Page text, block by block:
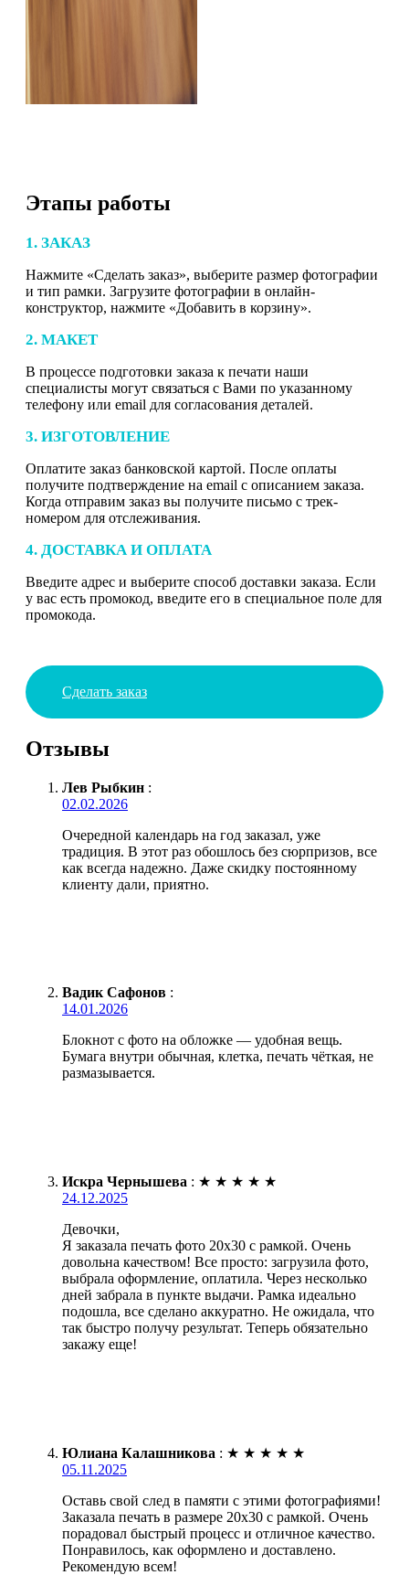
Этапы работы
1. ЗАКАЗ
Нажмите «Сделать заказ», выберите размер фотографии
и тип рамки. Загрузите фотографии в онлайн-
конструктор, нажмите «Добавить в корзину».
2. МАКЕТ
В процессе подготовки заказа к печати наши
специалисты могут связаться с Вами по указанному
телефону или email для согласования деталей.
3. ИЗГОТОВЛЕНИЕ
Оплатите заказ банковской картой. После оплаты
получите подтверждение на email с описанием заказа.
Когда отправим заказ вы получите письмо с трек-
номером для отслеживания.
4. ДОСТАВКА И ОПЛАТА
Введите адрес и выберите способ доставки заказа. Если
у вас есть промокод, введите его в специальное поле для
промокода.
Сделать заказ
Отзывы
Лев Рыбкин :
02.02.2026
Очередной календарь на год заказал, уже
традиция. В этот раз обошлось без сюрпризов, все
как всегда надежно. Даже скидку постоянному
клиенту дали, приятно.
Вадик Сафонов :
14.01.2026
Блокнот с фото на обложке — удобная вещь.
Бумага внутри обычная, клетка, печать чёткая, не
размазывается.
Искра Чернышева : ★ ★ ★ ★ ★
24.12.2025
Девочки,
Я заказала печать фото 20х30 с рамкой. Очень
довольна качеством! Все просто: загрузила фото,
выбрала оформление, оплатила. Через несколько
дней забрала в пункте выдачи. Рамка идеально
подошла, все сделано аккуратно. Не ожидала, что
так быстро получу результат. Теперь обязательно
закажу еще!
Юлиана Калашникова : ★ ★ ★ ★ ★
05.11.2025
Оставь свой след в памяти с этими фотографиями!
Заказала печать в размере 20х30 с рамкой. Очень
порадовал быстрый процесс и отличное качество.
Понравилось, как оформлено и доставлено.
Рекомендую всем!